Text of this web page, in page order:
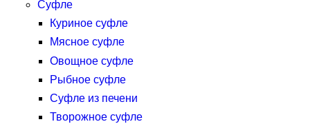
Суфле
Куриное суфле
Мясное суфле
Овощное суфле
Рыбное суфле
Суфле из печени
Творожное суфле